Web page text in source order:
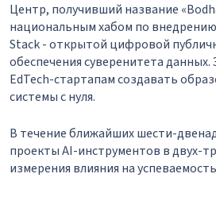
Центр, получивший название
национальным хабом по
Stack - открытой цифровой
обеспечения суверенитета
EdTech-стартапам создавать
системы с нуля.
В течение ближайших шести-
проекты AI-инструментов в двух-
измерения влияния на